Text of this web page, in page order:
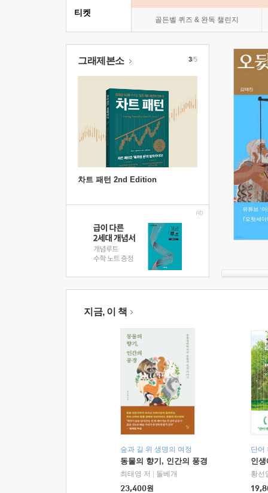
골든벨 퀴즈 & 완독 챌린지
티켓
그래제본소
차트 패턴 2nd Edition
3/5
지금, 이 책
숲과 길 위 생명의 여정
동물의 향기, 인간의 풍경
최태영 저
돌베개
23,400원
단어
인
황선